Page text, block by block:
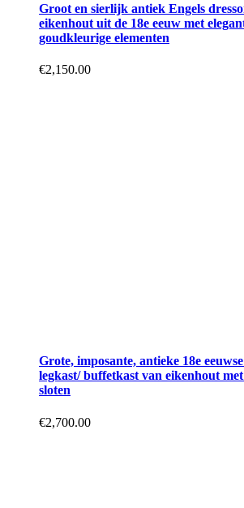
Groot en sierlijk antiek Engels
eikenhout uit de 18e eeuw met
goudkleurige elementen
€2,150.00
Grote, imposante, antieke 18e
legkast/ buffetkast van eikenhout
sloten
€2,700.00